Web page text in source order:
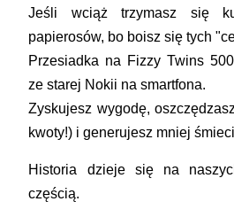
Jeśli wciąż trzymasz się
papierosów, bo boisz się tych
Przesiadka na Fizzy Twins
ze starej Nokii na smartfona.
Zyskujesz wygodę,
kwoty!) i generujesz mniej
Historia dzieje się na
częścią.